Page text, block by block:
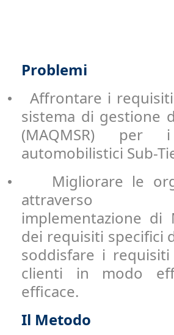
Problemi
•
Affrontare i
sistema di gestione
(MAQMSR) per
automobilistici Sub-
•
Migliorare le
attraverso
implementazione di
dei requisiti specifici
soddisfare i
clienti in modo
efficace.
Il Metodo